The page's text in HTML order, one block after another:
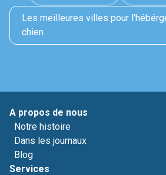
Les meilleures villes pour
chien
A propos de nous
Notre histoire
Dans les journaux
Blog
Services